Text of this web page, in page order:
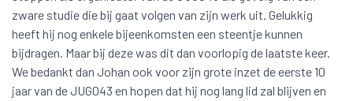
zware studie die bij gaat volgen van zijn werk uit. Gelukkig
heeft hij nog enkele bijeenkomsten een steentje kunnen
bijdragen. Maar bij deze was dit dan voorlopig de laatste keer.
We bedankt dan Johan ook voor zijn grote inzet de eerste 10
jaar van de JUG043 en hopen dat hij nog lang lid zal blijven en